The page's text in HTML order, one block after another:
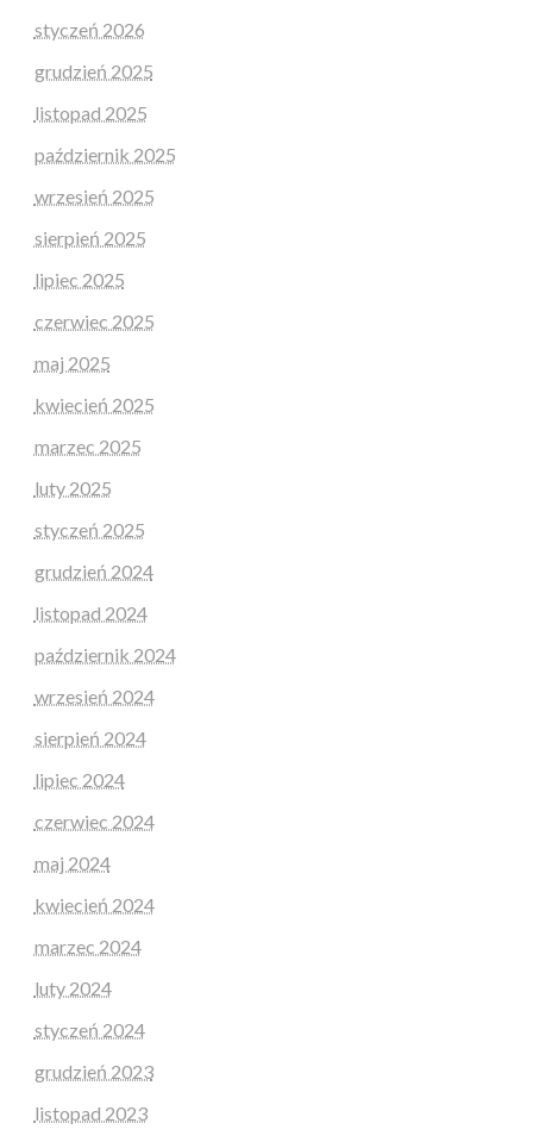
styczeń 2026
grudzień 2025
listopad 2025
październik 2025
wrzesień 2025
sierpień 2025
lipiec 2025
czerwiec 2025
maj 2025
kwiecień 2025
marzec 2025
luty 2025
styczeń 2025
grudzień 2024
listopad 2024
październik 2024
wrzesień 2024
sierpień 2024
lipiec 2024
czerwiec 2024
maj 2024
kwiecień 2024
marzec 2024
luty 2024
styczeń 2024
grudzień 2023
listopad 2023